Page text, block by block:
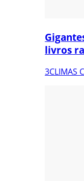
livros
3CLIMAS